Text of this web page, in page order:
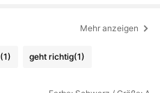
Mehr anzeigen
(1) geht richtig(1)